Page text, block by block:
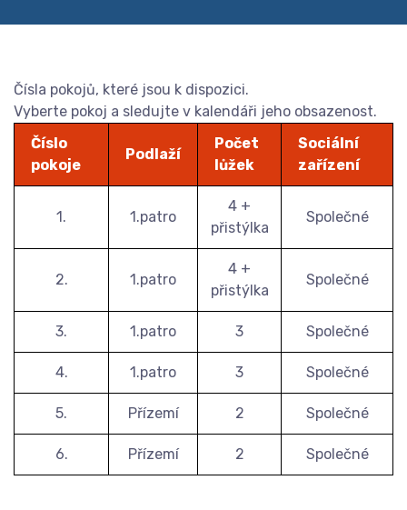
Čísla pokojů, které jsou k dispozici.
Vyberte pokoj a sledujte v kalendáři jeho obsazenost.
Číslo
pokoje
Podlaží
Počet
lůžek
Sociální
zařízení
1. 1.patro
4 +
přistýlka
Společné
2. 1.patro
4 +
přistýlka
Společné
3. 1.patro 3 Společné
4. 1.patro 3 Společné
5. Přízemí 2 Společné
6. Přízemí 2 Společné